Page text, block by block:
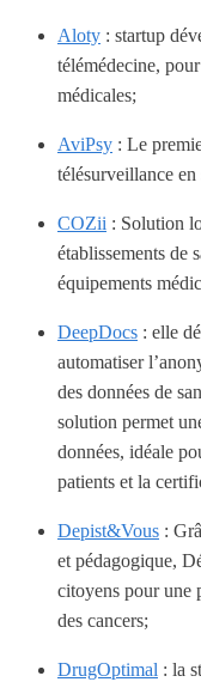
Aloty : startup
télémédecine,
médicales;
AviPsy : Le
télésurveillance en
COZii : Solution
établissements de
équipements
DeepDocs : elle
automatiser
des données de
solution permet
données, idéale
patients et la
Depist&Vous :
et pédagogique,
citoyens pour une
des cancers;
DrugOptimal : la